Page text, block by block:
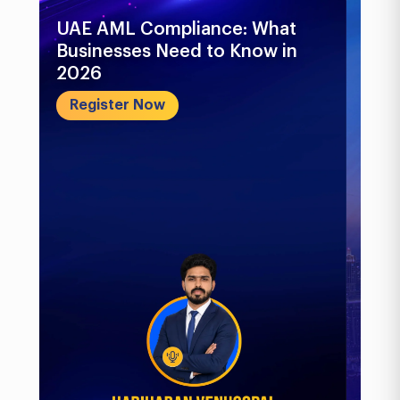
UAE AML Compliance: What
Businesses Need to Know in
2026
Register Now